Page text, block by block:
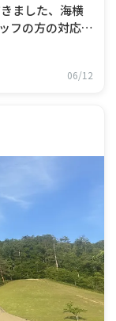
フの方の対応の
なるキャンプ場
06/12